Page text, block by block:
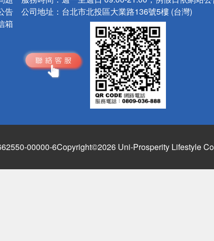
告
箱
公司地址： 台北市北投區大業路136號5樓 (台灣)
00000-6Copyright©2026 Uni-Prosperity Lifestyle